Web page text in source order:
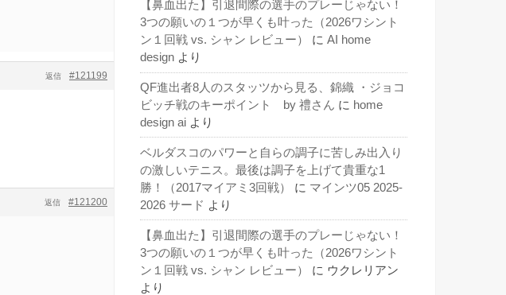
#121199
返信
#121200
返信
【鼻血出た】引退間際の選手のプレーじゃない！
3つの願いの１つが早くも叶った（2026ワシント
ン１回戦 vs. シャン レビュー）
に AI home
design より
QF進出者8人のスタッツから見る、錦織 ・ジョコ
ビッチ戦のキーポイント by 禮さん に home
design ai より
ベルダスコのパワーと自らの調子に苦しみ出入り
の激しいテニス。最後は調子を上げて貴重な1
勝！（2017マイアミ3回戦）
に マインツ05 2025-
2026 サード より
【鼻血出た】引退間際の選手のプレーじゃない！
3つの願いの１つが早くも叶った（2026ワシント
ン１回戦 vs. シャン レビュー）
に ウクレリアン
より